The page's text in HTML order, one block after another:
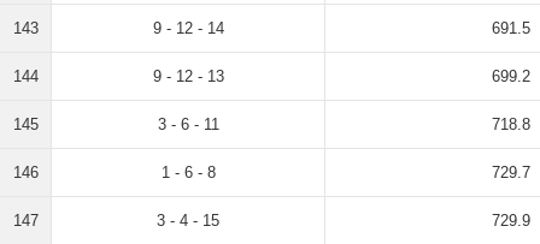
143 9 - 12 - 14 691.5
144 9 - 12 - 13 699.2
145 3 - 6 - 11 718.8
146 1 - 6 - 8 729.7
147 3 - 4 - 15 729.9